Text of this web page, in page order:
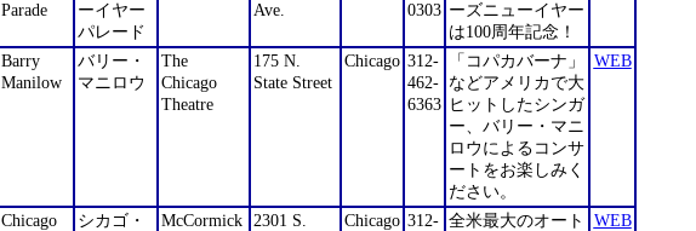
Parade
ーイヤー
パレード
Ave.
0303 ーズニューイヤー
は100周年記念！
Barry
Manilow
バリー・
マニロウ
The
Chicago
Theatre
175 N.
State Street
Chicago 312-
462-
6363
「コパカバーナ」
などアメリカで大
ヒットしたシンガ
ー、バリー・マニ
ロウによるコンサ
ートをお楽しみく
ださい。
WEB
Chicago
シカゴ・
McCormick 2301 S.
Chicago 312- 全米最大のオート
WEB